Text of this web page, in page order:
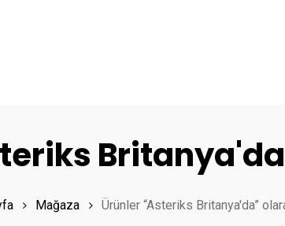
search or ESC to closeBritanya'da
Mağaza Ürünler “Asteriks Britanya'da”